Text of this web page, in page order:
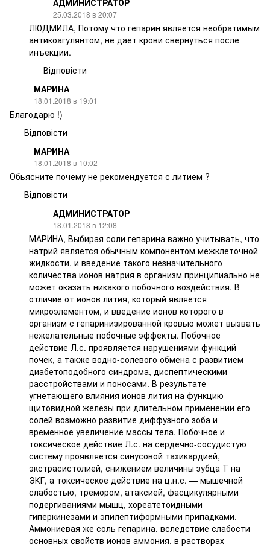
25.03.2018 в 20:07
ЛЮДМИЛА, Потому что гепарин является необратимым
антикоагулянтом, не дает крови свернуться после
инъекции.
Відповісти
МАРИНА
18.01.2018 в 19:01
Благодарю !)
Відповісти
МАРИНА
18.01.2018 в 10:02
Обьясните почему не рекомендуется с литием ?
Відповісти
АДМИНИСТРАТОР
18.01.2018 в 12:08
МАРИНА, Выбирая соли гепарина важно учитывать, что
натрий является обычным компонентом межклеточной
жидкости, и введение такого незначительного
количества ионов натрия в организм принципиально не
может оказать никакого побочного воздействия. В
отличие от ионов лития, который является
микроэлементом, и введение ионов которого в
организм с гепаринизированной кровью может вызвать
нежелательные побочные эффекты. Побочное
действие Л.с. проявляется нарушениями функций
почек, а также водно-солевого обмена с развитием
диабетоподобного синдрома, диспептическими
расстройствами и поносами. В результате
угнетающего влияния ионов лития на функцию
щитовидной железы при длительном применении его
солей возможно развитие диффузного зоба и
временное увеличение массы тела. Побочное и
токсическое действие Л.с. на сердечно-сосудистую
систему проявляется синусовой тахикардией,
экстрасистолией, снижением величины зубца Т на
ЭКГ, а токсическое действие на ц.н.с. — мышечной
слабостью, тремором, атаксией, фасцикулярными
подергиваниями мышц, хореатетоидными
гиперкинезами и эпилептиформными припадками.
Аммониевая же соль гепарина, вследствие слабости
основных свойств ионов аммония, в растворах